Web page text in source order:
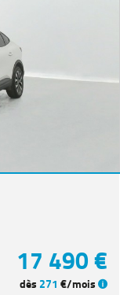
17 490 €
dès 271 €/mois